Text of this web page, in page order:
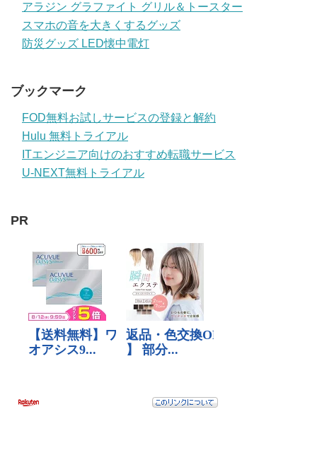
アラジン グラファイト グリル＆トースター
スマホの音を大きくするグッズ
防災グッズ LED懐中電灯
ブックマーク
FOD無料お試しサービスの登録と解約
Hulu 無料トライアル
ITエンジニア向けのおすすめ転職サービス
U-NEXT無料トライアル
PR